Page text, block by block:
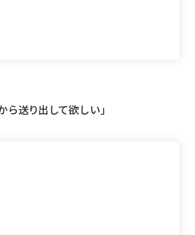
ら送り出して欲しい」